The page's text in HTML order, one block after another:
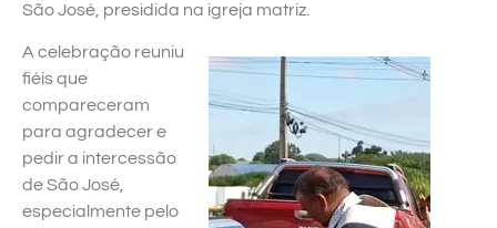
São José, presidida na igreja matriz.
A celebração reuniu
fiéis que
compareceram
para agradecer e
pedir a intercessão
de São José,
especialmente pelo